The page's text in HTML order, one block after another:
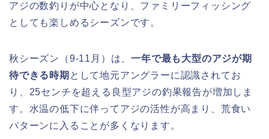
アジの数釣りが中心となり、ファミリーフィッシング
としても楽しめるシーズンです。
秋シーズン（9-11月）は、一年で最も大型のアジが期
待できる時期 として地元アングラーに認識されてお
り、25センチを超える良型アジの釣果報告が増加しま
す。水温の低下に伴ってアジの活性が高まり、荒食い
パターンに入ることが多くなります。